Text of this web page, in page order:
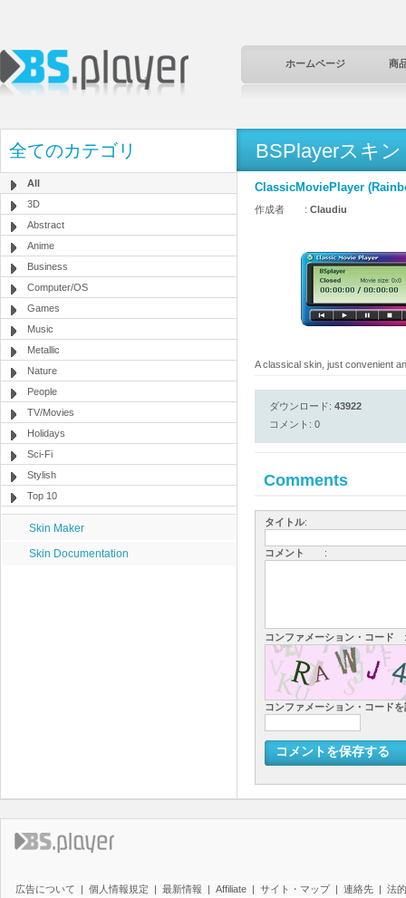
ホームページ 商
全てのカテゴリ
All
3D
Abstract
Anime
Business
Computer/OS
Games
Music
Metallic
Nature
People
TV/Movies
Holidays
Sci-Fi
Stylish
Top 10
Skin Maker
Skin Documentation
BSPlayerスキン
ClassicMoviePlayer
作成者 : Claudiu
A classical skin, just convenient
ダウンロード: 43922
コメント: 0
Comments
タイトル:
コメント :
コンファメーション・コード :
コンファメーション・コード
コメントを保存する
広告について | 個人情報規定 | 最新情報 | Affiliate | サイト・マップ | 連絡先 | 法